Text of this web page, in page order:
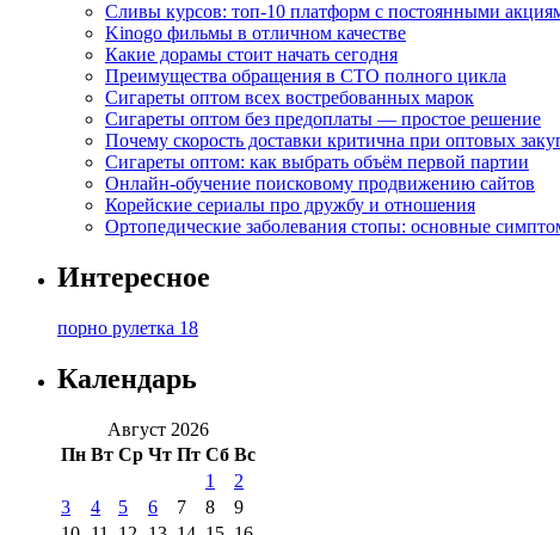
Сливы курсов: топ-10 платформ с постоянными
Kinogo фильмы в отличном качестве
Какие дорамы стоит начать сегодня
Преимущества обращения в СТО полного цикла
Сигареты оптом всех востребованных марок
Сигареты оптом без предоплаты — простое решение
Почему скорость доставки критична при оптовых
Сигареты оптом: как выбрать объём первой партии
Онлайн-обучение поисковому продвижению сайтов
Корейские сериалы про дружбу и отношения
Ортопедические заболевания стопы: основные
Интересное
порно рулетка 18
Календарь
Август 2026
Пн Вт Ср Чт Пт Сб Вс
1
2
3
4 5 6 7 8
9